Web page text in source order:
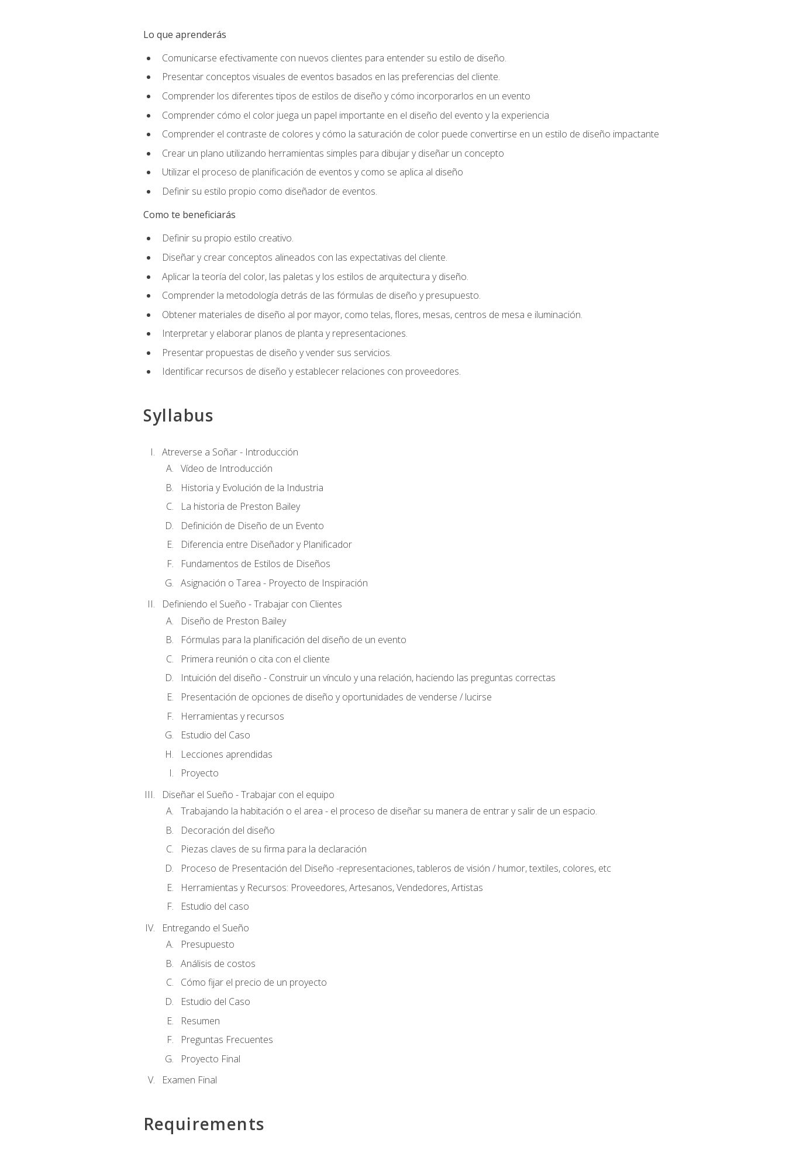
Lo que aprenderás
Comunicarse efectivamente con nuevos clientes para entender su estilo de diseño.
Presentar conceptos visuales de eventos basados en las preferencias del cliente.
Comprender los diferentes tipos de estilos de diseño y cómo incorporarlos en un evento
Comprender cómo el color juega un papel importante en el diseño del evento y la experiencia
Comprender el contraste de colores y cómo la saturación de color puede convertirse en un estilo de diseño impactante
Crear un plano utilizando herramientas simples para dibujar y diseñar un concepto
Utilizar el proceso de planificación de eventos y como se aplica al diseño
Definir su estilo propio como diseñador de eventos.
Como te beneficiarás
Definir su propio estilo creativo.
Diseñar y crear conceptos alineados con las expectativas del cliente.
Aplicar la teoría del color, las paletas y los estilos de arquitectura y diseño.
Comprender la metodología detrás de las fórmulas de diseño y presupuesto.
Obtener materiales de diseño al por mayor, como telas, flores, mesas, centros de mesa e iluminación.
Interpretar y elaborar planos de planta y representaciones.
Presentar propuestas de diseño y vender sus servicios.
Identificar recursos de diseño y establecer relaciones con proveedores.
Syllabus
Atreverse a Soñar - Introducción
Vídeo de Introducción
Historia y Evolución de la Industria
La historia de Preston Bailey
Definición de Diseño de un Evento
Diferencia entre Diseñador y Planificador
Fundamentos de Estilos de Diseños
Asignación o Tarea - Proyecto de Inspiración
Definiendo el Sueño - Trabajar con Clientes
Diseño de Preston Bailey
Fórmulas para la planificación del diseño de un evento
Primera reunión o cita con el cliente
Intuición del diseño - Construir un vínculo y una relación, haciendo las preguntas correctas
Presentación de opciones de diseño y oportunidades de venderse / lucirse
Herramientas y recursos
Estudio del Caso
Lecciones aprendidas
Proyecto
Diseñar el Sueño - Trabajar con el equipo
Trabajando la habitación o el area - el proceso de diseñar su manera de entrar y salir de un espacio.
Decoración del diseño
Piezas claves de su firma para la declaración
Proceso de Presentación del Diseño -representaciones, tableros de visión / humor, textiles, colores, etc
Herramientas y Recursos: Proveedores, Artesanos, Vendedores, Artistas
Estudio del caso
Entregando el Sueño
Presupuesto
Análisis de costos
Cómo fijar el precio de un proyecto
Estudio del Caso
Resumen
Preguntas Frecuentes
Proyecto Final
Examen Final
Requirements